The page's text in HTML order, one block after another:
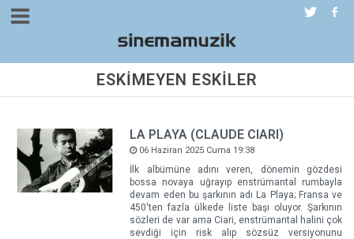
ESKİMEYEN ESKİLER
LA PLAYA (CLAUDE CIARI)
06 Haziran 2025 Cuma 19:38
İlk albümüne adını veren, dönemin gözdesi
bossa novaya uğrayıp enstrümantal rumbayla
devam eden bu şarkının adı La Playa; Fransa ve
450'ten fazla ülkede liste başı oluyor. Şarkının
sözleri de var ama Ciari, enstrümantal halini çok
sevdiği için risk alıp sözsüz versiyonunu